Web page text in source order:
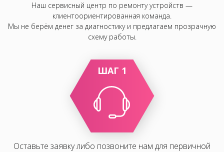
Наш сервисный центр по ремонту устройств —
клиентоориентированная команда.
Мы не берём денег за диагностику и предлагаем прозрачную
схему работы.
ШАГ 1
Оставьте заявку либо позвоните нам для первичной